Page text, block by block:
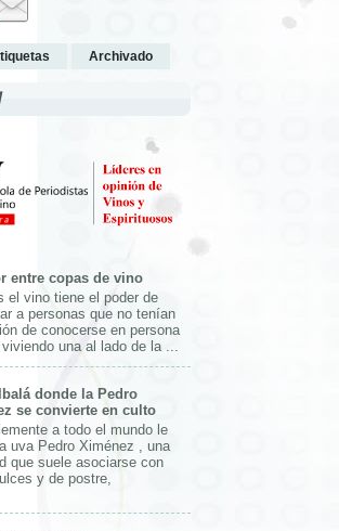
Archivado
entre copas de vino
el vino tiene el poder de
a personas que no tenían
de conocerse en persona
una al lado de la ...
donde la Pedro
se convierte en culto
a todo el mundo le
uva Pedro Ximénez , una
que suele asociarse con
y de postre,